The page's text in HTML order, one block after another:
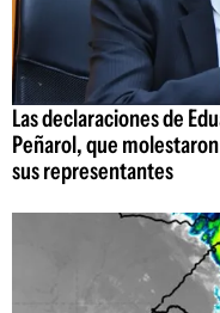
Las declaraciones de
Peñarol, que
sus representantes